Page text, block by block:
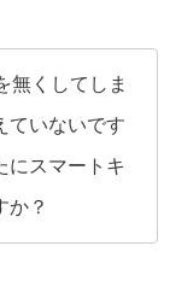
無くしてしま
ていないです
にスマートキ
か？